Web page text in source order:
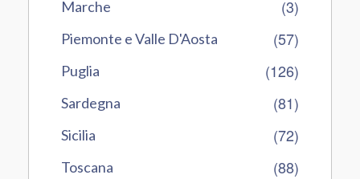
Marche (3)
Piemonte e Valle D'Aosta (57)
Puglia (126)
Sardegna (81)
Sicilia (72)
Toscana (88)